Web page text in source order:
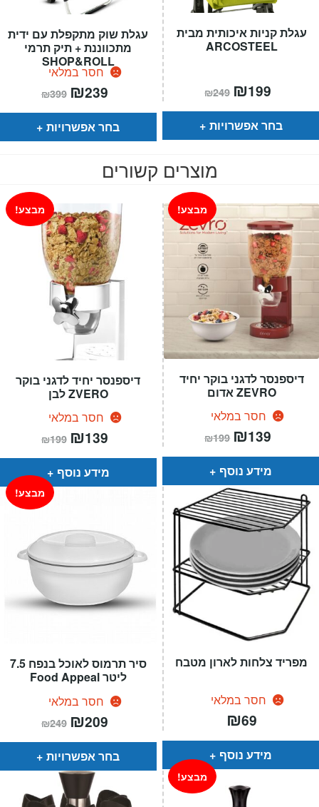
עגלת שוק מתקפלת עם ידית
מתכווננת + תיק תרמי
SHOP&ROLL
חסר במלאי
₪399 המחיר
המקורי
היה:
₪399.
₪239
הוא:
בחר אפשרויות
עגלת קניות איכותית מבית
ARCOSTEEL
₪249 המחיר
המקורי
היה:
₪249.
₪199
הוא:
בחר אפשרויות
מוצרים קשורים
דיספנסר יחיד לדגני בוקר
ZVERO לבן
חסר במלאי
מבצע!
₪199 המחיר
המקורי
היה:
₪199.
₪139
הוא:
מידע נוסף
דיספנסר לדגני בוקר יחיד
ZEVRO אדום
חסר במלאי
מבצע!
₪199 המחיר
המקורי
היה:
₪199.
₪139
הוא:
מידע נוסף
סיר תרמוס לאוכל בנפח 7.5
ליטר Food Appeal
חסר במלאי
מבצע!
₪249 המחיר
המקורי
היה:
₪249.
₪209
הוא:
בחר אפשרויות
מפריד צלחות לארון מטבח
חסר במלאי
₪69
מידע נוסף
מבצע!